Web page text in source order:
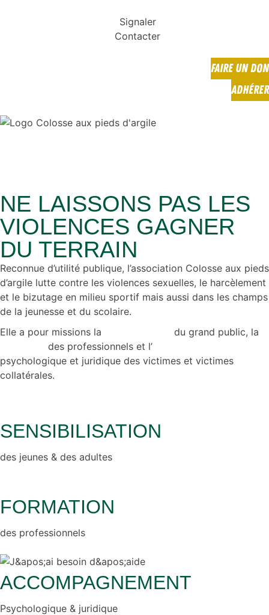
Signaler
Contacter
FAIRE UN DON
ADHÉRER
NE LAISSONS PAS LES
VIOLENCES GAGNER
DU TERRAIN
Reconnue d’utilité publique, l’association Colosse aux pieds
d’argile lutte contre les violences sexuelles, le harcèlement
et le bizutage en milieu sportif mais aussi dans les champs
de la jeunesse et du scolaire.
Elle a pour missions la
du grand public, la
des professionnels et l’
psychologique et juridique des victimes et victimes
collatérales.
SENSIBILISATION
des jeunes & des adultes
FORMATION
des professionnels
ACCOMPAGNEMENT
Psychologique & juridique